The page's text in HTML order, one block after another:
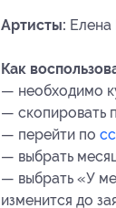
Артисты: Елена
Как
— необходимо
— скопировать
— перейти по
— выбрать
— выбрать «У
изменится до